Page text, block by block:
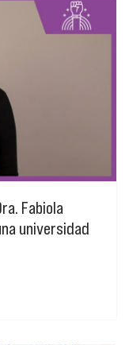
Fabiola
universidad